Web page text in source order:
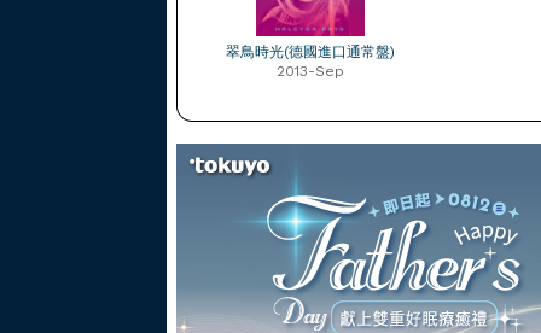
翠鳥時光(德國進口通常盤)
2013-Sep